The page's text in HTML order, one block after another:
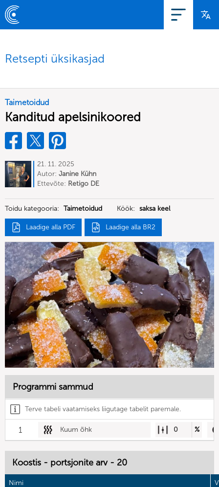
Retsepti üksikasjad
Taimetoidud
Kanditud apelsinikoored
21. 11. 2025
Autor: Janine Kühn
Ettevõte: Retigo DE
Toidu kategooria: Taimetoidud Köök: saksa keel
Laadige alla PDF Laadige alla BR2
Programmi sammud
Terve tabeli vaatamiseks liigutage tabelit paremale.
1 Kuum õhk 0 %
Koostis - portsjonite arv - 20
Nimi